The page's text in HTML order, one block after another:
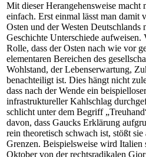
Mit dieser Herangehensweise macht
einfach. Erst einmal lässt man damit
Osten und der Westen
Geschichte Unterschiede
Rolle, dass der Osten nach wie vor
elementaren Bereichen des
Wohlstand, der Lebenserwartung,
benachteiligt ist. Dies hängt nicht
dass nach der Wende ein
infrastruktureller Kahlschlag
schlicht unter dem Begriff
davon, dass Gaucks Erklärung
rein theoretisch schwach ist, stößt
Grenzen. Beispielsweise wird Italien
Oktober von der rechtsradikalen